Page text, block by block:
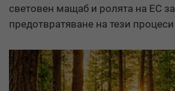
световен мащаб и ролята на ЕС за
предотвратяване на тези процеси